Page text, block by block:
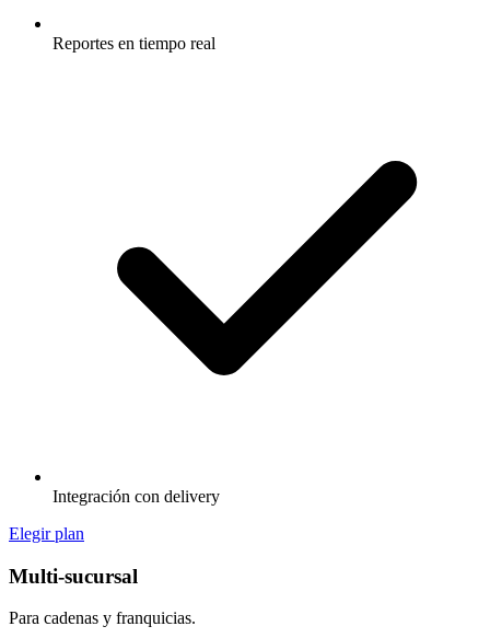
Reportes en tiempo real
Integración con delivery
Elegir plan
Multi-sucursal
Para cadenas y franquicias.